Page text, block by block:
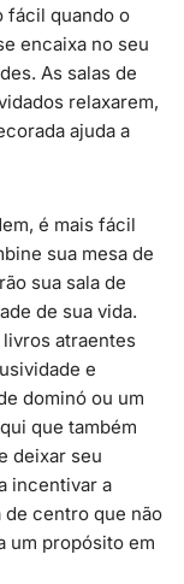
fácil quando o
encaixa no seu
As salas de
relaxarem,
ajuda a
é mais fácil
sua mesa de
sua sala de
de sua vida.
atraentes
e
dominó ou um
que também
deixar seu
incentivar a
de centro que não
um propósito em